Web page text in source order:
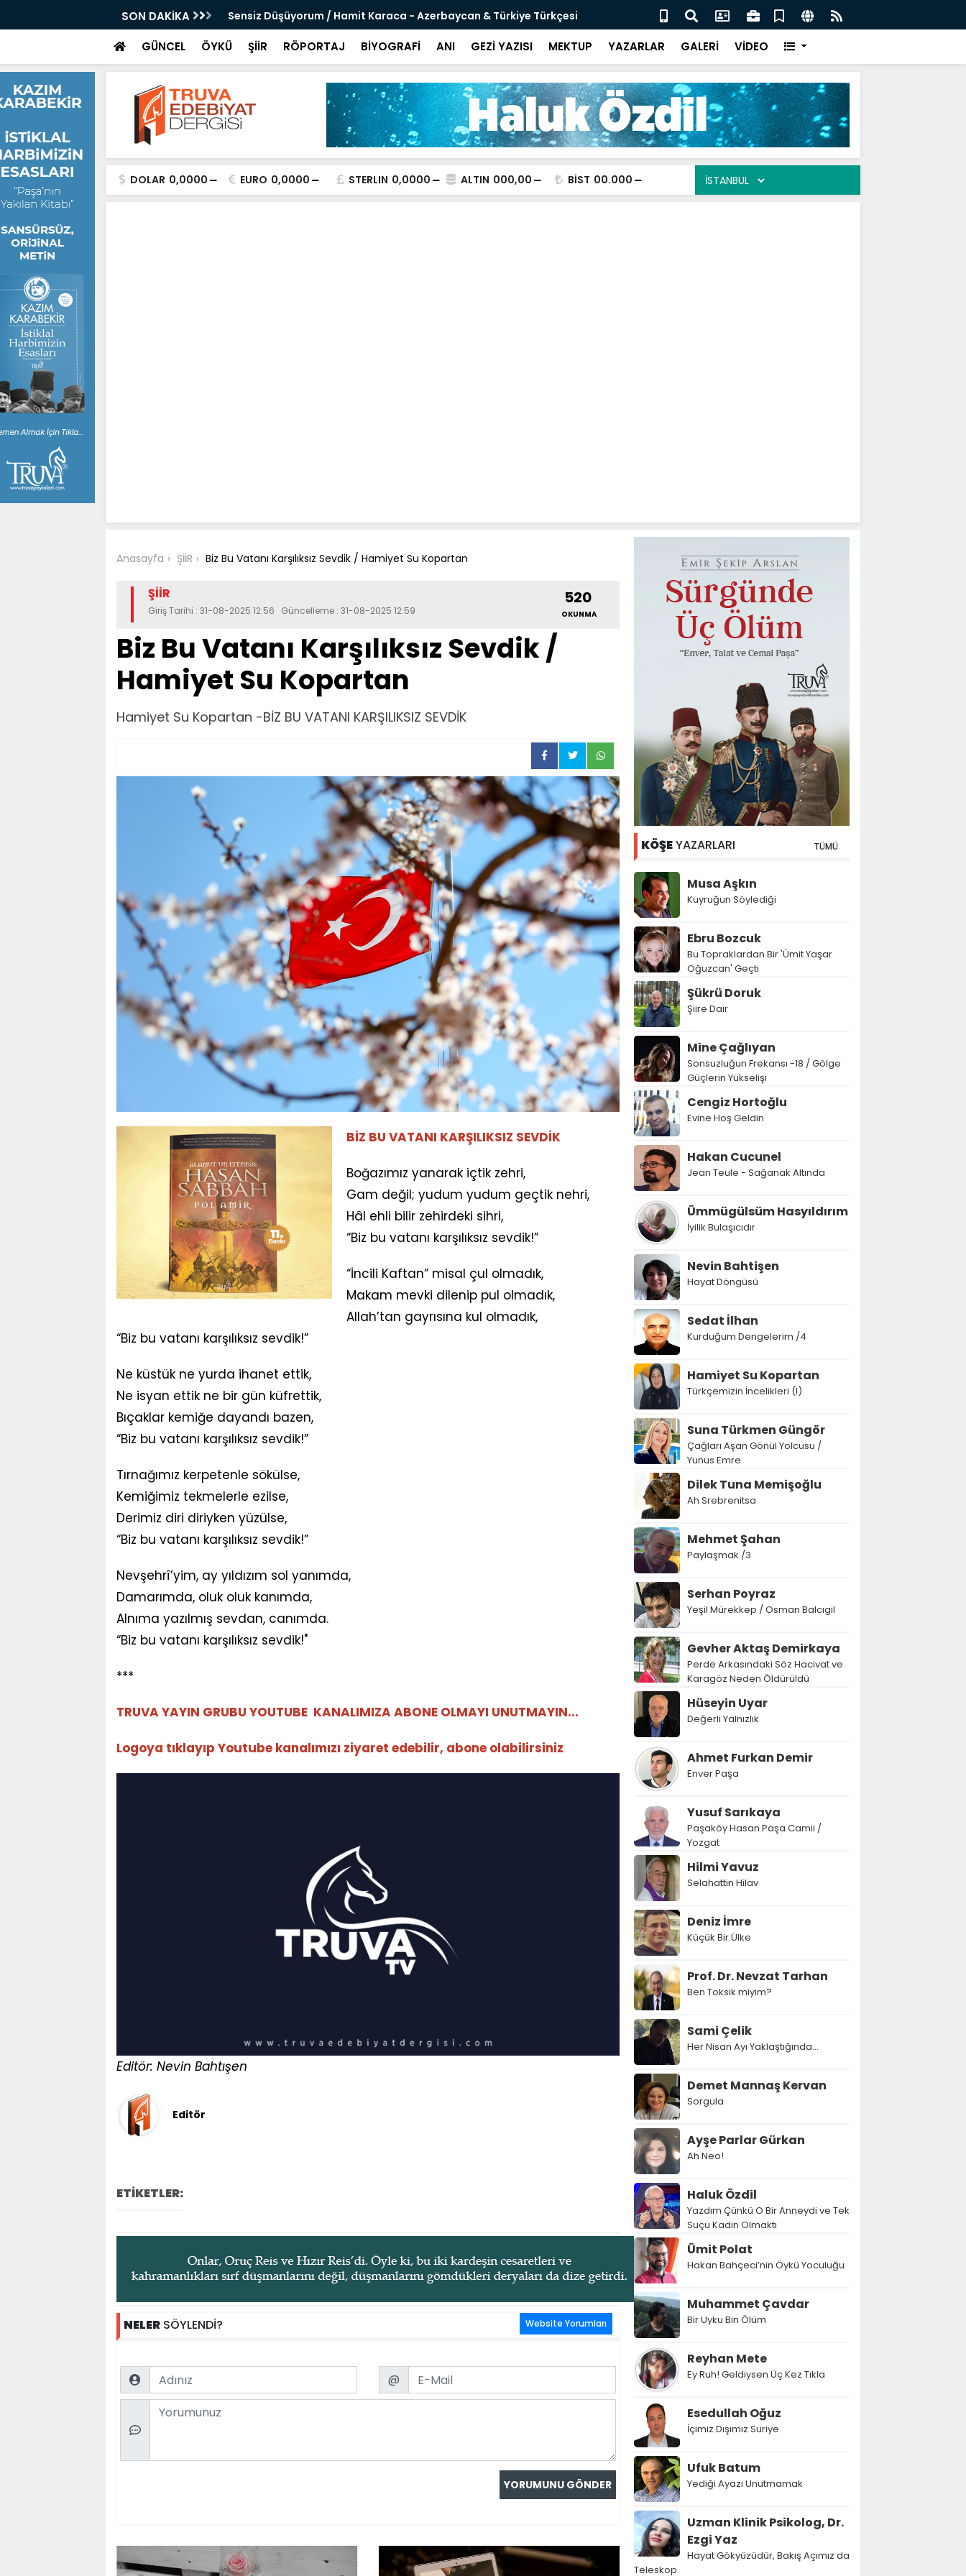
SON DAKİKA Sensiz Düşüyorum / Hamit Karaca - Azerbaycan & Türkiye Türkçesi Sanal Şövalyeler / Ali Tuluk
GÜNCEL ÖYKÜ ŞİİR RÖPORTAJ BİYOGRAFİ ANI GEZİ YAZISI MEKTUP YAZARLAR GALERİ VİDEO
DOLAR 0,0000 EURO 0,0000 STERLIN 0,0000 ALTIN 000,00 BİST 00.000
Anasayfa ŞİİR Biz Bu Vatanı Karşılıksız Sevdik / Hamiyet Su Kopartan
ŞİİR
Giriş Tarihi : 31-08-2025 12:56 Güncelleme : 31-08-2025 12:59
520
OKUNMA
Biz Bu Vatanı Karşılıksız Sevdik /
Hamiyet Su Kopartan
Hamiyet Su Kopartan -BİZ BU VATANI KARŞILIKSIZ SEVDİK
BİZ BU VATANI KARŞILIKSIZ SEVDİK
Boğazımız yanarak içtik zehri,
Gam değil; yudum yudum geçtik nehri,
Hâl ehli bilir zehirdeki sihri,
“Biz bu vatanı karşılıksız sevdik!”
“İncili Kaftan” misal çul olmadık,
Makam mevki dilenip pul olmadık,
Allah’tan gayrısına kul olmadık,
“Biz bu vatanı karşılıksız sevdik!”
Ne küstük ne yurda ihanet ettik,
Ne isyan ettik ne bir gün küfrettik,
Bıçaklar kemiğe dayandı bazen,
“Biz bu vatanı karşılıksız sevdik!”
Tırnağımız kerpetenle sökülse,
Kemiğimiz tekmelerle ezilse,
Derimiz diri diriyken yüzülse,
“Biz bu vatanı karşılıksız sevdik!”
Nevşehrî’yim, ay yıldızım sol yanımda,
Damarımda, oluk oluk kanımda,
Alnıma yazılmış sevdan, canımda.
“Biz bu vatanı karşılıksız sevdik!"
***
TRUVA YAYIN GRUBU YOUTUBE KANALIMIZA ABONE OLMAYI UNUTMAYIN...
Logoya tıklayıp Youtube kanalımızı ziyaret edebilir, abone olabilirsiniz
Editör: Nevin Bahtışen
Editör
ETİKETLER:
NELER SÖYLENDİ? Website Yorumları
Name Email
@
Comment
KÖŞEYAZARLARI TÜMÜ
Musa Aşkın
Kuyruğun Söylediği
Ebru Bozcuk
Bu Topraklardan Bir 'Ümit Yaşar
Oğuzcan' Geçti
Şükrü Doruk
Şiire Dair
Mine Çağlıyan
Sonsuzluğun Frekansı -18 / Gölge
Güçlerin Yükselişi
Cengiz Hortoğlu
Evine Hoş Geldin
Hakan Cucunel
Jean Teule - Sağanak Altında
Ümmügülsüm Hasyıldırım
İyilik Bulaşıcıdır
Nevin Bahtişen
Hayat Döngüsü
Sedat İlhan
Kurduğum Dengelerim /4
Hamiyet Su Kopartan
Türkçemizin İncelikleri (I)
Suna Türkmen Güngör
Çağları Aşan Gönül Yolcusu /
Yunus Emre
Dilek Tuna Memişoğlu
Ah Srebrenitsa
Mehmet Şahan
Paylaşmak /3
Serhan Poyraz
Yeşil Mürekkep / Osman Balcıgil
Gevher Aktaş Demirkaya
Perde Arkasındaki Söz Hacivat ve
Karagöz Neden Öldürüldü
Hüseyin Uyar
Değerli Yalnızlık
Ahmet Furkan Demir
Enver Paşa
Yusuf Sarıkaya
Paşaköy Hasan Paşa Camii /
Yozgat
Hilmi Yavuz
Selahattin Hilav
Deniz İmre
Küçük Bir Ülke
Prof. Dr. Nevzat Tarhan
Ben Toksik miyim?
Sami Çelik
Her Nisan Ayı Yaklaştığında...
Demet Mannaş Kervan
Sorgula
Ayşe Parlar Gürkan
Ah Neo!
Haluk Özdil
Yazdım Çünkü O Bir Anneydi ve Tek
Suçu Kadın Olmaktı
Ümit Polat
Hakan Bahçeci’nin Öykü Yoculuğu
Muhammet Çavdar
Bir Uyku Bin Ölüm
Reyhan Mete
Ey Ruh! Geldiysen Üç Kez Tıkla
Esedullah Oğuz
İçimiz Dışımız Suriye
Ufuk Batum
Yediği Ayazı Unutmamak
Uzman Klinik Psikolog, Dr.
Ezgi Yaz
Hayat Gökyüzüdür, Bakış Açımız da
Teleskop